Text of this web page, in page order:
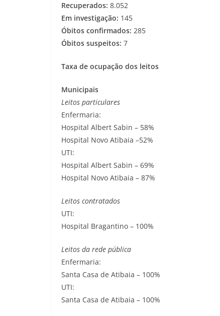
Recuperados: 8.052
Em investigação: 145
Óbitos confirmados: 285
Óbitos suspeitos: 7
Taxa de ocupação dos leitos
Municipais
Leitos particulares
Enfermaria:
Hospital Albert Sabin – 58%
Hospital Novo Atibaia –52%
UTI:
Hospital Albert Sabin – 69%
Hospital Novo Atibaia – 87%
Leitos contratados
UTI:
Hospital Bragantino – 100%
Leitos da rede pública
Enfermaria:
Santa Casa de Atibaia – 100%
UTI:
Santa Casa de Atibaia – 100%